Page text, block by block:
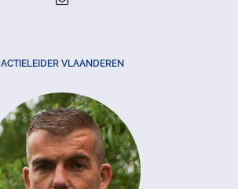
ACTIELEIDER VLAANDEREN